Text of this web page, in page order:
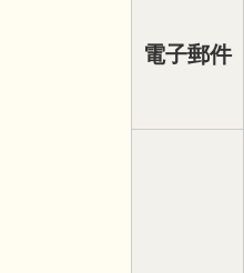
電子郵件